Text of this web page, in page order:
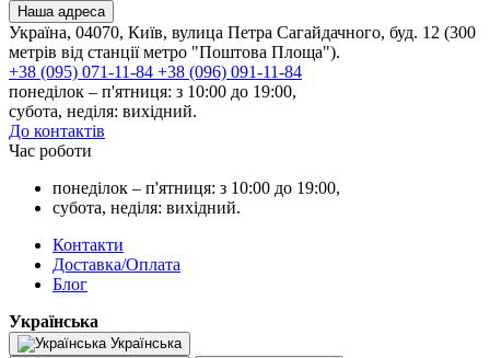
Наша адреса
Україна, 04070, Київ, вулица Петра Сагайдачного, буд. 12 (300
метрів від станції метро "Поштова Площа").
+38 (095) 071-11-84 +38 (096) 091-11-84
понеділок – п'ятниця: з 10:00 до 19:00,
субота, неділя: вихідний.
До контактів
Час роботи
понеділок – п'ятниця: з 10:00 до 19:00,
субота, неділя: вихідний.
Контакти
Доставка/Оплата
Блог
Українська
Українська